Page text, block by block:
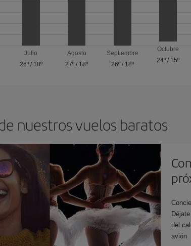
Julio
26º/ 18º
Agosto
27º / 18º
Septiembre
26º/ 18º
Octubre
24º / 15º
nuestros vuelos baratos
del
avión